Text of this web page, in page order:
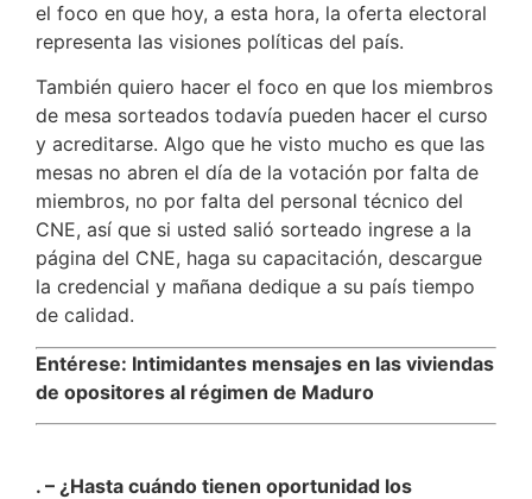
el foco en que hoy, a esta hora, la oferta electoral
representa las visiones políticas del país.
También quiero hacer el foco en que los miembros
de mesa sorteados todavía pueden hacer el curso
y acreditarse. Algo que he visto mucho es que las
mesas no abren el día de la votación por falta de
miembros, no por falta del personal técnico del
CNE, así que si usted salió sorteado ingrese a la
página del CNE, haga su capacitación, descargue
la credencial y mañana dedique a su país tiempo
de calidad.
Entérese: Intimidantes mensajes en las viviendas
de opositores al régimen de Maduro
. – ¿Hasta cuándo tienen oportunidad los